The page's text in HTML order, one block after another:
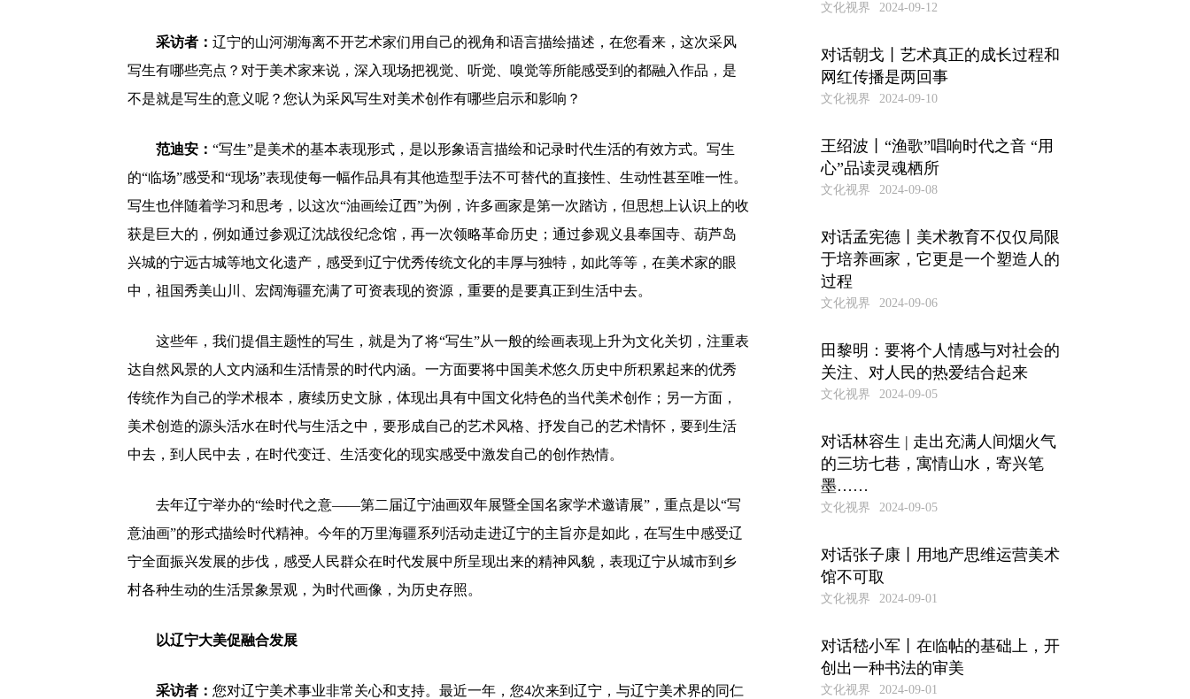
采访者： 辽宁的山河湖海离不开艺术家们用自己的视角和语言描绘描述，在您看来，这次采风
写生有哪些亮点？对于美术家来说，深入现场把视觉、听觉、嗅觉等所能感受到的都融入作品，是
不是就是写生的意义呢？您认为采风写生对美术创作有哪些启示和影响？
范迪安： “写生”是美术的基本表现形式，是以形象语言描绘和记录时代生活的有效方式。写生
的“临场”感受和“现场”表现使每一幅作品具有其他造型手法不可替代的直接性、生动性甚至唯一性。
写生也伴随着学习和思考，以这次“油画绘辽西”为例，许多画家是第一次踏访，但思想上认识上的收
获是巨大的，例如通过参观辽沈战役纪念馆，再一次领略革命历史；通过参观义县奉国寺、葫芦岛
兴城的宁远古城等地文化遗产，感受到辽宁优秀传统文化的丰厚与独特，如此等等，在美术家的眼
中，祖国秀美山川、宏阔海疆充满了可资表现的资源，重要的是要真正到生活中去。
这些年，我们提倡主题性的写生，就是为了将“写生”从一般的绘画表现上升为文化关切，注重表
达自然风景的人文内涵和生活情景的时代内涵。一方面要将中国美术悠久历史中所积累起来的优秀
传统作为自己的学术根本，赓续历史文脉，体现出具有中国文化特色的当代美术创作；另一方面，
美术创造的源头活水在时代与生活之中，要形成自己的艺术风格、抒发自己的艺术情怀，要到生活
中去，到人民中去，在时代变迁、生活变化的现实感受中激发自己的创作热情。
去年辽宁举办的“绘时代之意——第二届辽宁油画双年展暨全国名家学术邀请展”，重点是以“写
意油画”的形式描绘时代精神。今年的万里海疆系列活动走进辽宁的主旨亦是如此，在写生中感受辽
宁全面振兴发展的步伐，感受人民群众在时代发展中所呈现出来的精神风貌，表现辽宁从城市到乡
村各种生动的生活景象景观，为时代画像，为历史存照。
以辽宁大美促融合发展
采访者： 您对辽宁美术事业非常关心和支持。最近一年，您4次来到辽宁，与辽宁美术界的同仁
文化视界 2024-09-12
对话朝戈丨艺术真正的成长过程和
网红传播是两回事
文化视界 2024-09-10
王绍波丨“渔歌”唱响时代之音 “用
心”品读灵魂栖所
文化视界 2024-09-08
对话孟宪德丨美术教育不仅仅局限
于培养画家，它更是一个塑造人的
过程
文化视界 2024-09-06
田黎明：要将个人情感与对社会的
关注、对人民的热爱结合起来
文化视界 2024-09-05
对话林容生 | 走出充满人间烟火气
的三坊七巷，寓情山水，寄兴笔
墨……
文化视界 2024-09-05
对话张子康丨用地产思维运营美术
馆不可取
文化视界 2024-09-01
对话嵇小军丨在临帖的基础上，开
创出一种书法的审美
文化视界 2024-09-01